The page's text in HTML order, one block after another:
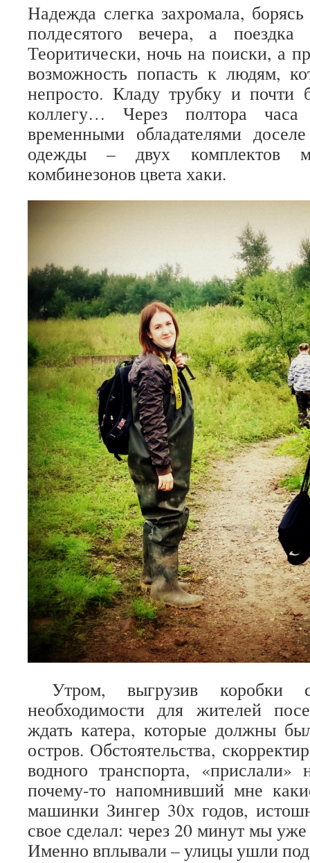
Надежда слегка захромала,
полдесятого вечера, а
Теоритически, ночь на поиски, а
возможность попасть к людям,
непросто. Кладу трубку и почти
коллегу… Через полтора
временными обладателями
одежды – двух комплектов
комбинезонов цвета хаки.
Утром, выгрузив коробки
необходимости для жителей
ждать катера, которые должны
остров. Обстоятельства,
водного транспорта,
почему-то напомнивший мне
машинки Зингер 30х годов,
свое сделал: через 20 минут мы
Именно вплывали – улицы ушли